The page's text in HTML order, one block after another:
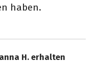
haben.
H. erhalten